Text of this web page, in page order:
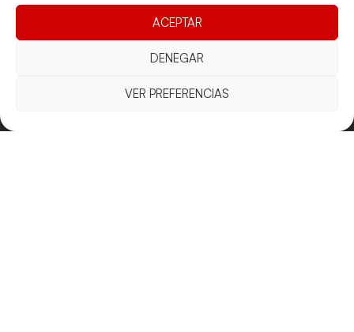
ACEPTAR
DENEGAR
VER PREFERENCIAS
Competiciones
Competiciones
Funcionament